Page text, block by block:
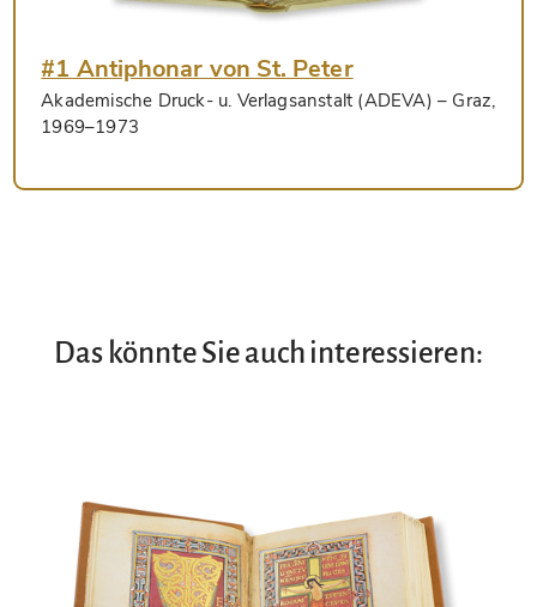
#1 Antiphonar von St. Peter
Akademische Druck- u. Verlagsanstalt (ADEVA) – Graz,
1969–1973
Das könnte Sie auch interessieren: